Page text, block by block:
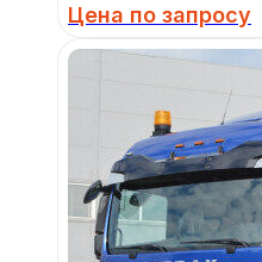
Цена по запросу